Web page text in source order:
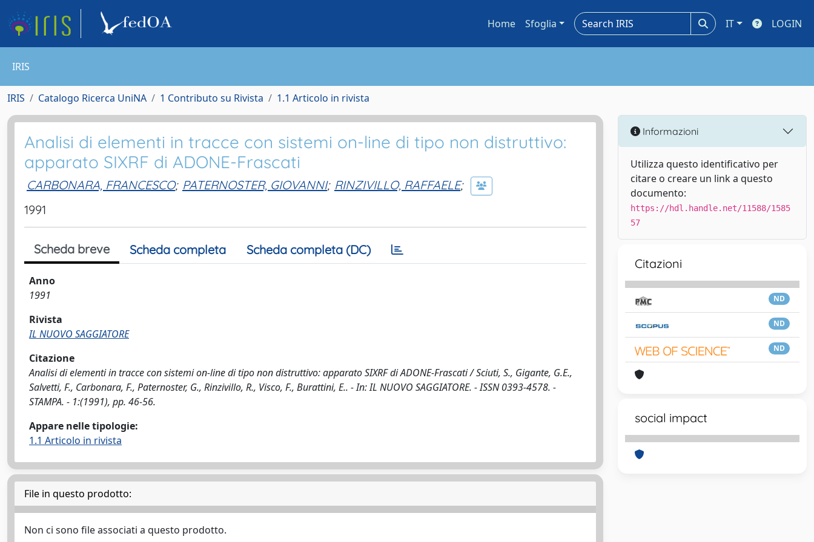
Home Sfoglia IT LOGIN
IRIS
IRIS Catalogo Ricerca UniNA 1 Contributo su Rivista 1.1 Articolo in rivista
Analisi di elementi in tracce con sistemi on-line di tipo non distruttivo:
apparato SIXRF di ADONE-Frascati
CARBONARA, FRANCESCO; PATERNOSTER, GIOVANNI; RINZIVILLO, RAFFAELE;
1991
Scheda breve Scheda completa Scheda completa (DC)
Anno
1991
Rivista
IL NUOVO SAGGIATORE
Citazione
Analisi di elementi in tracce con sistemi on-line di tipo non distruttivo: apparato SIXRF di ADONE-Frascati / Sciuti, S., Gigante, G.E.,
Salvetti, F., Carbonara, F., Paternoster, G., Rinzivillo, R., Visco, F., Burattini, E.. - In: IL NUOVO SAGGIATORE. - ISSN 0393-4578. -
STAMPA. - 1:(1991), pp. 46-56.
Appare nelle tipologie:
1.1 Articolo in rivista
File in questo prodotto:
Non ci sono file associati a questo prodotto.
Informazioni
Utilizza questo identificativo per
citare o creare un link a questo
documento:
https://hdl.handle.net/11588/1585
57
Citazioni
ND
ND
ND
social impact